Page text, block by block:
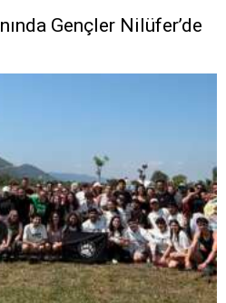
Gençler Nilüfer’de